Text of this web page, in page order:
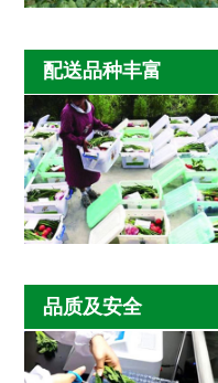
配送品种丰富
品质及安全